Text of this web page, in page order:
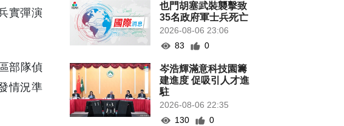
實彈演
部隊偵
情況準
也門胡塞武裝襲擊致
35名政府軍士兵死亡
2026-08-06 23:06
83
0
岑浩輝滿意科技園籌
建進度 促吸引人才進
駐
2026-08-06 22:35
130
0